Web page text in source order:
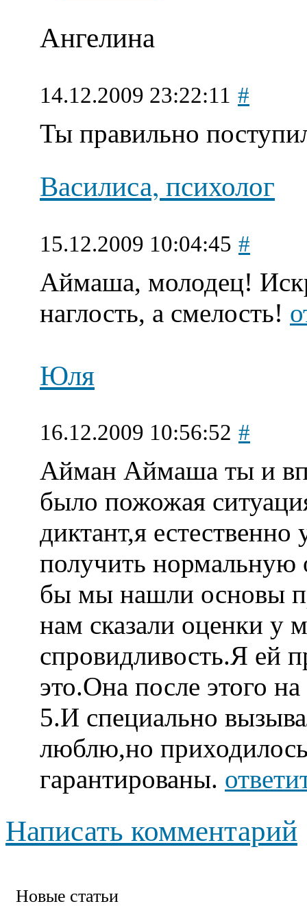
Ангелина
14.12.2009 23:22:11 #
Ты правильно
Василиса, психолог
15.12.2009 10:04:45 #
Аймаша, молодец!
наглость, а смелость!
Юля
16.12.2009 10:56:52 #
Айман Аймаша ты и
было пожожая
диктант,я
получить нормальную
бы мы нашли основы
нам сказали оценки у
спровидливость.Я ей
это.Она после этого
5.И специально
люблю,но
гарантированы.
Написать комментарий
Новые статьи